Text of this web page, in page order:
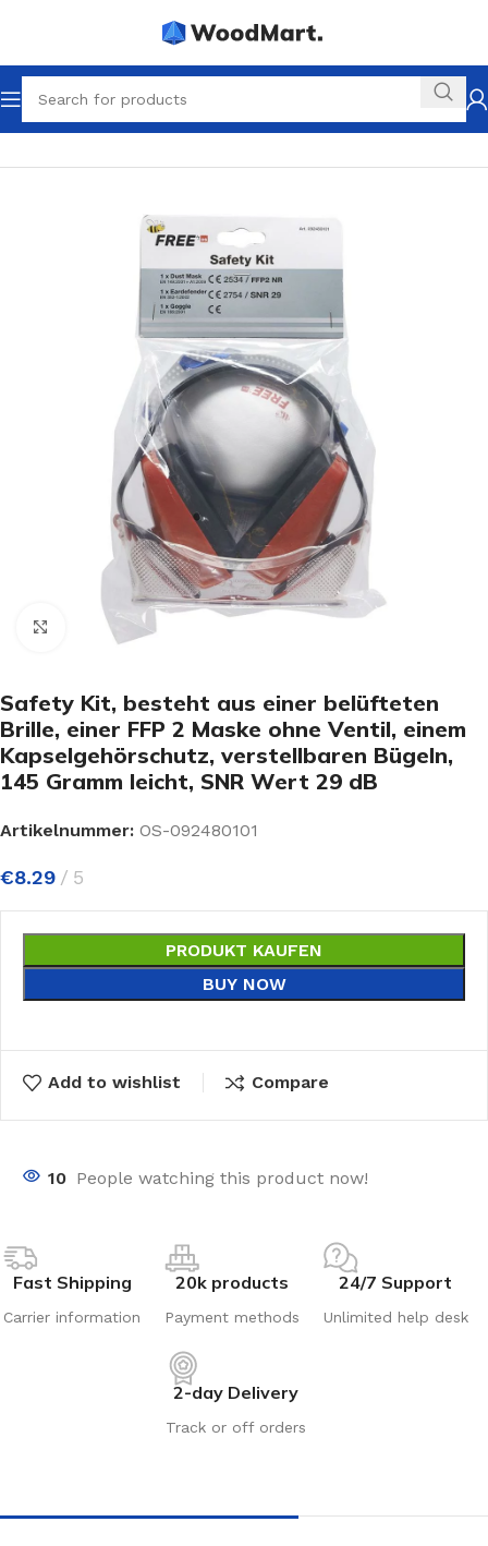
Startseite Gehörschutz
Click to enlarge
Safety Kit, besteht aus einer belüfteten
Brille, einer FFP 2 Maske ohne Ventil, einem
Kapselgehörschutz, verstellbaren Bügeln,
145 Gramm leicht, SNR Wert 29 dB
Artikelnummer: OS-092480101
€8.29 5
PRODUKT KAUFEN
BUY NOW
Add to wishlist Compare
10 People watching this product now!
Fast Shipping
Carrier information
20k products
Payment methods
24/7 Support
Unlimited help desk
2-day Delivery
Track or off orders